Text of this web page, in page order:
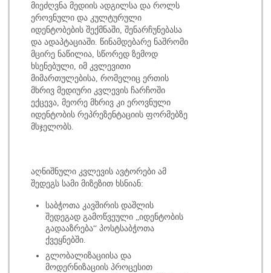
მიეძღვნა მედიის ადგილსა და როლს
ეროვნული და კულტურული
იდენტობების შექმნაში, შენარჩუნებასა
და ადაპტაციაში. წინამდებარე ნაშრომი
მცირე ნაწილია, სწორედ ზემოდ
ხსენებული, იმ კვლევითი
მიმართულებისა, რომელიც ერთის
მხრივ მედიური კვლევის ჩარჩოში
ექცევა, მეორე მხრივ კი ეროვნული
იდენტობის რეპრეზენტაციის ფორმებზე
მსჯელობს.
აღნიშნული კვლევის ავტორები ამ
შედეგს სამი მიზეზით ხსნიან:
საბჭოთა კავშირის დაშლის
შედეგად გამოწვეული „იდენტობის
გადააზრება“ პოსტსაბჭოთა
ქვეყნებში.
გლობალიზაციისა და
მოდერნიზაციის პროცესით